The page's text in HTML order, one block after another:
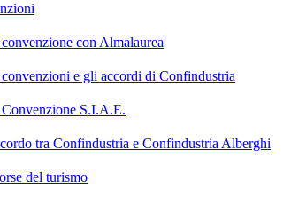
con Almalaurea
e gli accordi di Confindustria
S.I.A.E.
tra Confindustria e Confindustria Alberghi
del turismo